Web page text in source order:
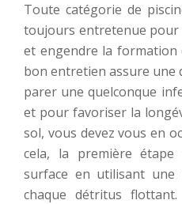
Toute catégorie de
toujours entretenue pour
et engendre la formation
bon entretien assure une
parer une quelconque
et pour favoriser la
sol, vous devez vous en
cela, la première
surface en utilisant
chaque détritus flottant.